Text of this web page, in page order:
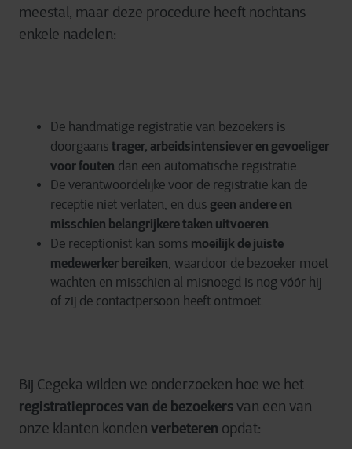
meestal, maar deze procedure heeft nochtans
enkele nadelen:
De handmatige registratie van bezoekers is
doorgaans trager, arbeidsintensiever en gevoeliger
voor fouten dan een automatische registratie.
De verantwoordelijke voor de registratie kan de
receptie niet verlaten, en dus geen andere en
misschien belangrijkere taken uitvoeren.
De receptionist kan soms moeilijk de juiste
medewerker bereiken, waardoor de bezoeker moet
wachten en misschien al misnoegd is nog vóór hij
of zij de contactpersoon heeft ontmoet.
Bij Cegeka wilden we onderzoeken hoe we het
registratieproces van de bezoekersvan een van
onze klanten kondenverbeteren opdat: